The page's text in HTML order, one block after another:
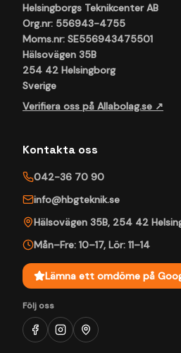
Helsingborgs Teknikcenter AB
Org.nr: 556943-4755
Moms.nr: SE556943475501
Hälsovägen 35B
254 42 Helsingborg
Sverige
Verifiera oss på Allabolag.se ↗
Kontakta oss
042-36 70 90
info@hbgteknik.se
Hälsovägen 35B, 254 42
Mån–Fre: 10–17, Lör: 11–14
Lämna ett omdöme på
Följ oss